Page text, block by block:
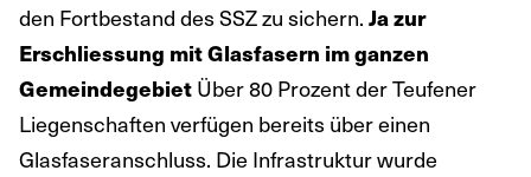
den Fortbestand des SSZ zu sichern. Ja zur
Erschliessung mit Glasfasern im ganzen
Gemeindegebiet Über 80 Prozent der Teufener
Liegenschaften verfügen bereits über einen
Glasfaseranschluss. Die Infrastruktur wurde